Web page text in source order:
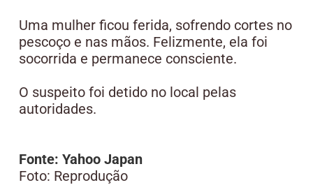
Uma mulher ficou ferida, sofrendo cortes no
pescoço e nas mãos. Felizmente, ela foi
socorrida e permanece consciente.
O suspeito foi detido no local pelas
autoridades.
Fonte: Yahoo Japan
Foto: Reprodução